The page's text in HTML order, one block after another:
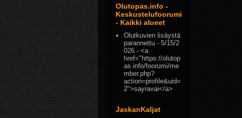
Olutopas.info -
Keskustelufoorumi
- Kaikki alueet
Olutkuvien lisäystä
parannettu - 5/15/2
026 - <a
href="https://olutop
as.info/foorumi/me
mber.php?
action=profile&uid=
2">sayravai</a>
JaskanKaljat